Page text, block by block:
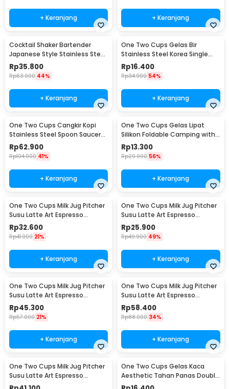
+ Keranjang + Keranjang
Cocktail Shaker Bartender
Japanese Style Stainless Steel
200ml
Rp35.800
Rp63.900 44%
+ Keranjang
One Two Cups Gelas Bir
Stainless Steel Korea Single
Wall Glass 180ml - J070
Rp16.400
Rp34.900 54%
+ Keranjang
One Two Cups Cangkir Kopi
Stainless Steel Spoon Saucer
Cup 120ml - 201
Rp62.900
Rp104.900 41%
+ Keranjang
One Two Cups Gelas Lipat
Silikon Foldable Camping with
Strap 200ml - F120
Rp13.300
Rp29.900 56%
+ Keranjang
One Two Cups Milk Jug Pitcher
Susu Latte Art Espresso
Stainless Steel 350ml - J068
Rp32.600
Rp41.000 21%
+ Keranjang
One Two Cups Milk Jug Pitcher
Susu Latte Art Espresso
Stainless Steel 150ml - J068
Rp25.900
Rp49.900 49%
+ Keranjang
One Two Cups Milk Jug Pitcher
Susu Latte Art Espresso
Stainless Steel 600ml - J068
Rp45.300
Rp57.000 21%
+ Keranjang
One Two Cups Milk Jug Pitcher
Susu Latte Art Espresso
Stainless Steel 900ml - J068
Rp58.400
Rp88.000 34%
+ Keranjang
One Two Cups Milk Jug Pitcher
Susu Latte Art Espresso
Stainless Steel 350ml - 10084
One Two Cups Gelas Kaca
Aesthetic Tahan Panas Double
Wall Glass 250ml - PLY1704